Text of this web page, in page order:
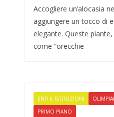
Accogliere un’alocasia
aggiungere un tocco di
elegante. Queste
come “orecchie
ENTI E ISTITUZIONI
PRIMO PIANO